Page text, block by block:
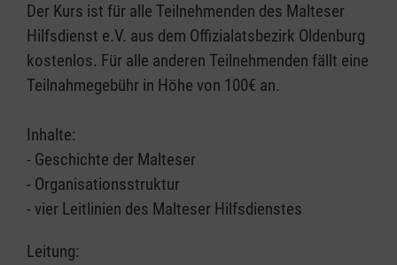
Der Kurs ist für alle Teilnehmenden des Malteser
Hilfsdienst e.V. aus dem Offizialatsbezirk Oldenburg
kostenlos. Für alle anderen Teilnehmenden fällt eine
Teilnahmegebühr in Höhe von 100€ an.
Inhalte:
- Geschichte der Malteser
- Organisationsstruktur
- vier Leitlinien des Malteser Hilfsdienstes
Leitung: